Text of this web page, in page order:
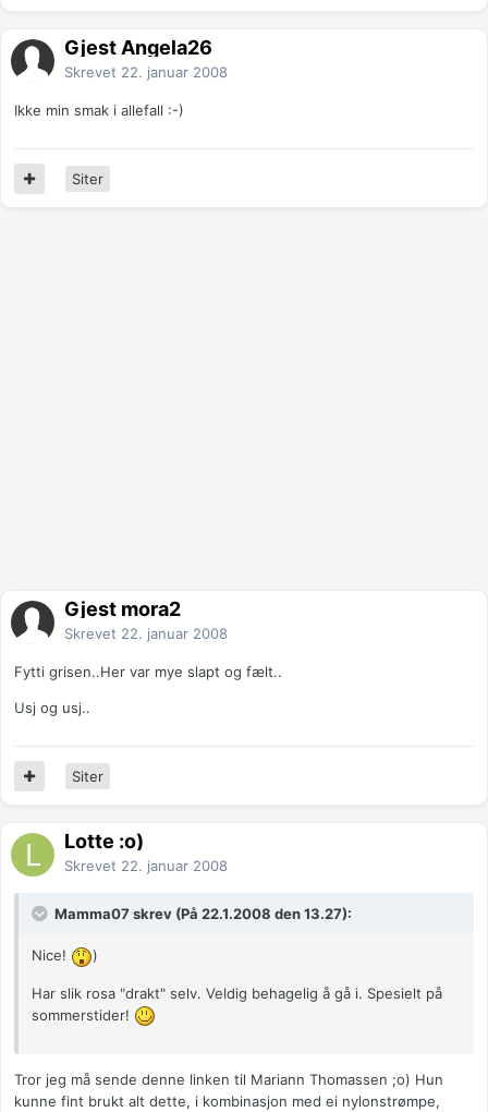
Gjest Angela26
Skrevet 22. januar 2008
Ikke min smak i allefall :-)
Siter
Gjest mora2
Skrevet 22. januar 2008
Fytti grisen..Her var mye slapt og fælt..
Usj og usj..
Siter
Lotte :o)
Skrevet 22. januar 2008
Mamma07 skrev (På 22.1.2008 den 13.27):
Nice! )
Har slik rosa "drakt" selv. Veldig behagelig å gå i. Spesielt på
sommerstider!
Tror jeg må sende denne linken til Mariann Thomassen ;o) Hun
kunne fint brukt alt dette, i kombinasjon med ei nylonstrømpe,